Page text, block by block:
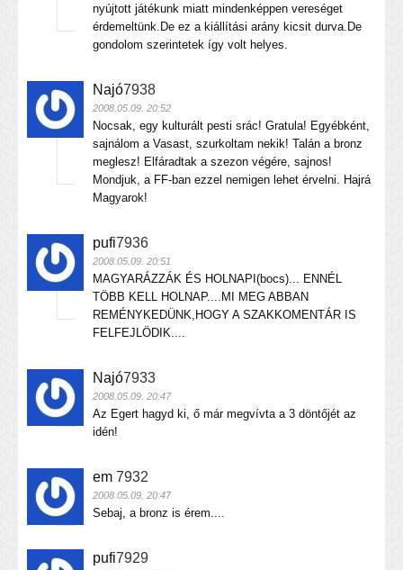
nyújtott játékunk miatt mindenképpen vereséget
érdemeltünk.De ez a kiállítási arány kicsit durva.De
gondolom szerintetek így volt helyes.
Najó7938
2008.05.09. 20:52
Nocsak, egy kulturált pesti srác! Gratula! Egyébként,
sajnálom a Vasast, szurkoltam nekik! Talán a bronz
meglesz! Elfáradtak a szezon végére, sajnos!
Mondjuk, a FF-ban ezzel nemigen lehet érvelni. Hajrá
Magyarok!
pufi7936
2008.05.09. 20:51
MAGYARÁZZÁK ÉS HOLNAPI(bocs)... ENNÉL
TÖBB KELL HOLNAP....MI MEG ABBAN
REMÉNYKEDÜNK,HOGY A SZAKKOMENTÁR IS
FELFEJLÖDIK....
Najó7933
2008.05.09. 20:47
Az Egert hagyd ki, ő már megvívta a 3 döntőjét az
idén!
em 7932
2008.05.09. 20:47
Sebaj, a bronz is érem....
pufi7929